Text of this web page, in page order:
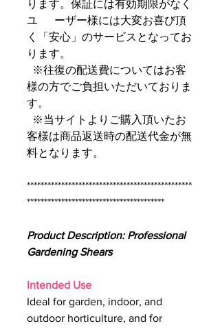
ります。保証には有効期限がなく
ユ ーザー様には大変お喜び頂
く「安心」のサービスとなってお
ります。
※往復の配送費についてはお客
様の方でご負担いただいておりま
す。
※当サイトよりご購入頂いたお
客様は商品返送時の配送代金が無
料となります。
************************************************
****************************************
Product Description: Professional
Gardening Shears
Intended Use
Ideal for garden, indoor, and
outdoor horticulture, and for